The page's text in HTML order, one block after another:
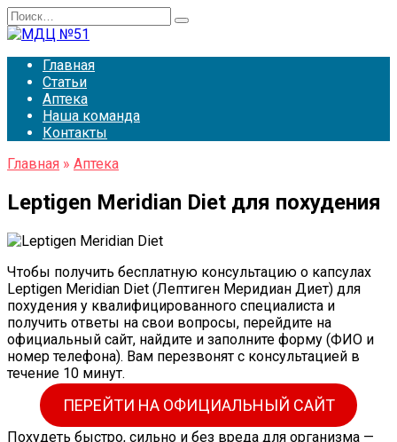
Перейти
к
Search
for:
Главная
Статьи
Аптека
Наша команда
Контакты
Главная » Аптека
Leptigen Meridian Diet для похудения
Чтобы получить бесплатную консультацию о капсулах
Leptigen Meridian Diet (Лептиген Меридиан Диет) для
похудения у квалифицированного специалиста и
получить ответы на свои вопросы, перейдите на
официальный сайт, найдите и заполните форму (ФИО и
номер телефона). Вам перезвонят с консультацией в
течение 10 минут.
ПЕРЕЙТИ НА ОФИЦИАЛЬНЫЙ САЙТ
Похудеть быстро, сильно и без вреда для организма —